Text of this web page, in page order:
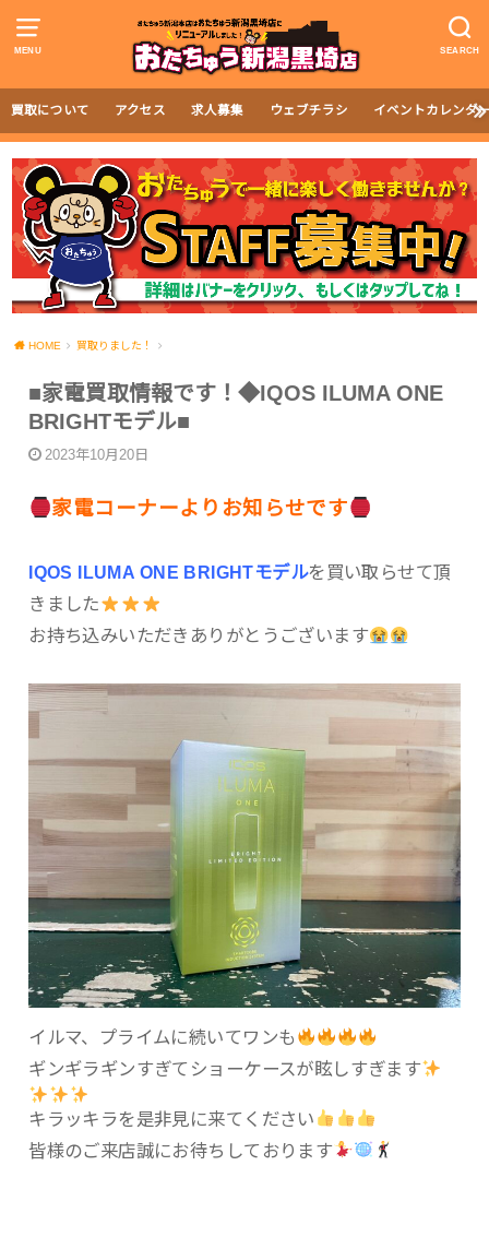
MENU SEARCH
買取について アクセス 求人募集 ウェブチラシ イベントカレンダ
HOME 買取りました！
■家電買取情報です！◆IQOS ILUMA ONE
BRIGHTモデル■
2023年10月20日
家電コーナーよりお知らせです
IQOS ILUMA ONE BRIGHTモデルを買い取らせて頂
きました
お持ち込みいただきありがとうございます
イルマ、プライムに続いてワンも
ギンギラギンすぎてショーケースが眩しすぎます
キラッキラを是非見に来てください
皆様のご来店誠にお待ちしております